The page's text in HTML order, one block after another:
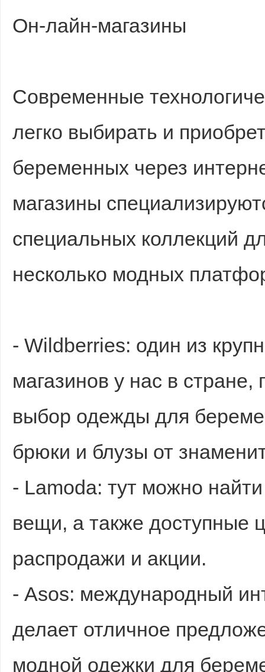
Он-лайн-магазины
Современные
легко выбирать и
беременных через
магазины
специальных коллекций
несколько модных
- Wildberries: один из
магазинов у нас в
выбор одежды для
брюки и блузы от
- Lamoda: тут можно
вещи, а также доступные
распродажи и акции.
- Asos: международный
делает отличное
модной одежки для